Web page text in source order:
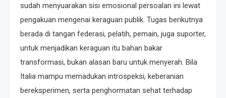
sudah menyuarakan sisi emosional persoalan ini lewat
pengakuan mengenai keraguan publik. Tugas berikutnya
berada di tangan federasi, pelatih, pemain, juga suporter,
untuk menjadikan keraguan itu bahan bakar
transformasi, bukan alasan baru untuk menyerah. Bila
Italia mampu memadukan introspeksi, keberanian
bereksperimen, serta penghormatan sehat terhadap